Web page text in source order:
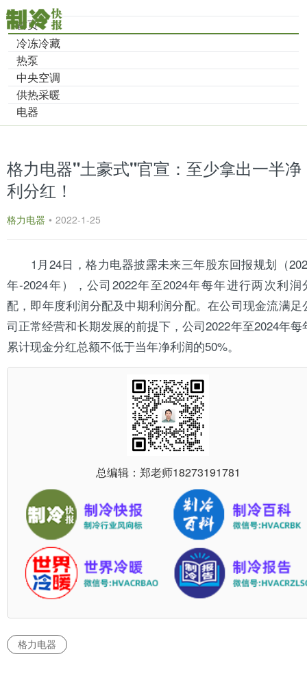
首页
冷冻冷藏
热泵
中央空调
供热采暖
电器
格力电器"土豪式"官宣：至少拿出一半净
利分红！
格力电器 • 2022-1-25
1月24日，格力电器披露未来三年股东回报规划（
年-2024年），公司2022年至2024年每年进行两次利润
配，即年度利润分配及中期利润分配。在公司现金流满足
司正常经营和长期发展的前提下，公司2022年至2024年每
累计现金分红总额不低于当年净利润的50%。
总编辑：郑老师18273191781
格力电器